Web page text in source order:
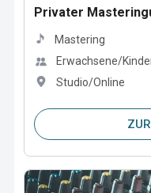
Privater
Mastering
Erwachsene/
Studio/Online